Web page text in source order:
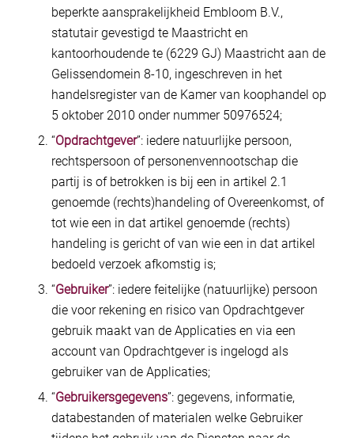
beperkte aansprakelijkheid Embloom B.V.,
statutair gevestigd te Maastricht en
kantoorhoudende te (6229 GJ) Maastricht aan de
Gelissendomein 8-10, ingeschreven in het
handelsregister van de Kamer van koophandel op
5 oktober 2010 onder nummer 50976524;
“Opdrachtgever”: iedere natuurlijke persoon,
rechtspersoon of personenvennootschap die
partij is of betrokken is bij een in artikel 2.1
genoemde (rechts)handeling of Overeenkomst, of
tot wie een in dat artikel genoemde (rechts)
handeling is gericht of van wie een in dat artikel
bedoeld verzoek afkomstig is;
“Gebruiker”: iedere feitelijke (natuurlijke) persoon
die voor rekening en risico van Opdrachtgever
gebruik maakt van de Applicaties en via een
account van Opdrachtgever is ingelogd als
gebruiker van de Applicaties;
“Gebruikersgegevens”: gegevens, informatie,
databestanden of materialen welke Gebruiker